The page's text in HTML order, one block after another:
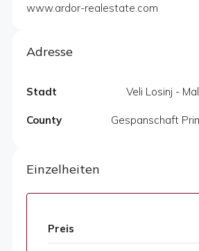
www.ardor-realestate.com
Adresse
Stadt Veli Losinj -
County Gespanschaft
Einzelheiten
Preis